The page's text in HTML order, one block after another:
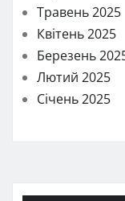
Травень 2025
Квітень 2025
Березень
Лютий 2025
Січень 2025